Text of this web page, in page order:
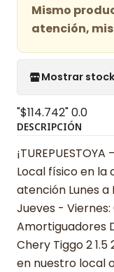
Mismo
atención,
Mostrar
"$114.742"0.0
DESCRIPCIÓN
Local físico en la
atención Lunes a
Jueves - Viernes:
Amortiguadores
Chery Tiggo 2
en nuestro local